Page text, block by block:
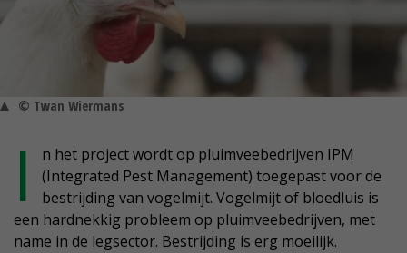
© Twan Wiermans
I
n het project wordt op pluimveebedrijven IPM
(Integrated Pest Management) toegepast voor de
bestrijding van vogelmijt. Vogelmijt of bloedluis is
een hardnekkig probleem op pluimveebedrijven, met
name in de legsector. Bestrijding is erg moeilijk.